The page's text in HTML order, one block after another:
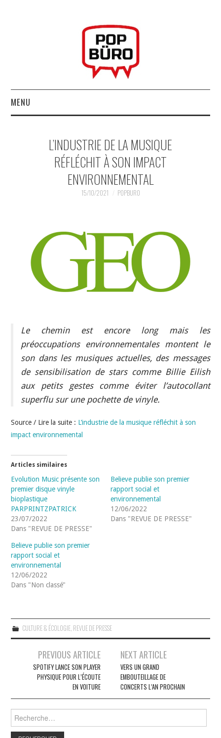
MENU
MUSIQUESACTUELLES.NET
GABBA GABBA HEY !
DOKO
L’INDUSTRIE DE LA MUSIQUE
RÉFLÉCHIT À SON IMPACT
ENVIRONNEMENTAL
15/10/2021 POPBURO
Le chemin est encore long mais les
préoccupations environnementales montent le
son dans les musiques actuelles, des messages
de sensibilisation de stars comme Billie Eilish
aux petits gestes comme éviter l’autocollant
superflu sur une pochette de vinyle.
Source / Lire la suite : L’industrie de la musique réfléchit à son
impact environnemental
Articles similaires
Evolution Music présente son
premier disque vinyle
bioplastique
PARPRINTZPATRICK
23/07/2022
Dans "REVUE DE PRESSE"
Believe publie son premier
rapport social et
environnemental
12/06/2022
Dans "REVUE DE PRESSE"
Believe publie son premier
rapport social et
environnemental
12/06/2022
Dans "Non classé"
CULTURE & ÉCOLOGIE, REVUE DE PRESSE
Navigation
articles
PREVIOUS ARTICLE
SPOTIFY LANCE SON PLAYER
PHYSIQUE POUR L’ÉCOUTE
EN VOITURE
NEXT ARTICLE
VERS UN GRAND
EMBOUTEILLAGE DE
CONCERTS L’AN PROCHAIN